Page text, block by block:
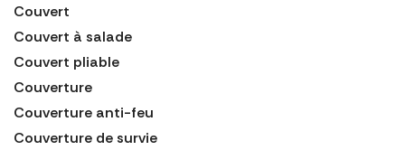
Couvert
Couvert à salade
Couvert pliable
Couverture
Couverture anti-feu
Couverture de survie